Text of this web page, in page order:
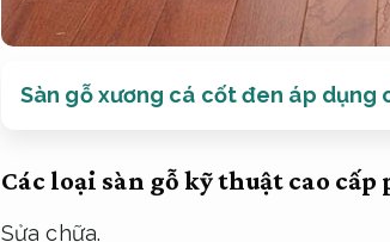
Sàn gỗ xương cá cốt đen áp dụng
Các loại sàn gỗ kỹ thuật cao cấp
Sửa chữa.